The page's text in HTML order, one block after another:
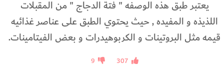
يعتبر طبق هذه الوصفه " فتة الدجاج " من المقبلات
اللذيذه و المفيده , حيث يحتوي الطبق على عناصر غذائيه
قيمه مثل البروتينات و الكربوهيدرات و بعض الفيتامينات.
307
9